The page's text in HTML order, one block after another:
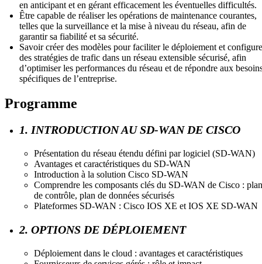
en anticipant et en gérant efficacement les éventuelles difficultés.
Être capable de réaliser les opérations de maintenance courantes,
telles que la surveillance et la mise à niveau du réseau, afin de
garantir sa fiabilité et sa sécurité.
Savoir créer des modèles pour faciliter le déploiement et
des stratégies de trafic dans un réseau extensible sécurisé, afin
d’optimiser les performances du réseau et de répondre aux
spécifiques de l’entreprise.
Programme
1. INTRODUCTION AU SD-WAN DE CISCO
Présentation du réseau étendu défini par logiciel (SD-WAN)
Avantages et caractéristiques du SD-WAN
Introduction à la solution Cisco SD-WAN
Comprendre les composants clés du SD-WAN de Cisco : plan
de contrôle, plan de données sécurisés
Plateformes SD-WAN : Cisco IOS XE et IOS XE SD-WAN
2. OPTIONS DE DÉPLOIEMENT
Déploiement dans le cloud : avantages et caractéristiques